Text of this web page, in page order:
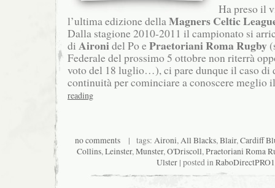
Ha preso il
l’ultima edizione della Magners Celtic
Dalla stagione 2010-2011 il campionato si
di Aironidel Po ePraetoriani Roma Rugby
Federale del prossimo 5 ottobre non riterrà
voto del 18 luglio…), ci pare dunque il caso di
continuità per cominciare a conoscere meglio
reading
no comments| tags: Aironi,All Blacks,Blair,Cardiff
Collins,Leinster,Munster,O'Driscoll,Praetoriani Roma
Ulster | posted in